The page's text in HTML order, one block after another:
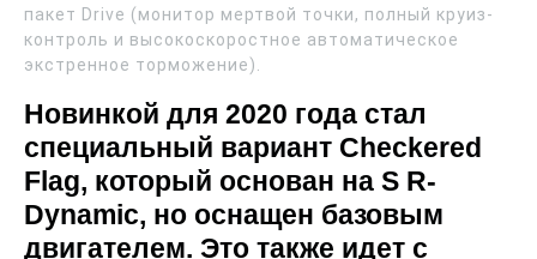
пакет Drive (монитор мертвой точки, полный круиз-
контроль и высокоскоростное автоматическое
экстренное торможение).
Новинкой для 2020 года стал
специальный вариант Checkered
Flag, который основан на S R-
Dynamic, но оснащен базовым
двигателем. Это также идет с